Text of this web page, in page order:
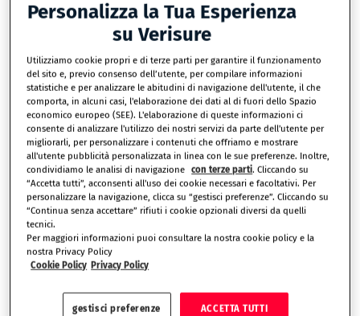
Come si compone il Kit d'allarme
Verisure?
ll Sistema d’Allarme Verisure è pensato per
esserewireless,integratoecomponibile
Ogni kit è composto da diverse tipologie di
dispositivi antintrusione, indipendenti tra loro,
ma tutti connessi alla centralina intelligente
(a sua volta connessa h24 alla Centrale
Operativa Verisure). Essi hanno la doppia
funzione di creare sia una barriera di
Personalizza la Tua Esperienza
su Verisure
Utilizziamo cookie propri e di terze parti per garantire il funzionamento
del sito e, previo consenso dell’utente, per compilare informazioni
statistiche e per analizzare le abitudini di navigazione dell'utente, il che
comporta, in alcuni casi, l'elaborazione dei dati al di fuori dello Spazio
economico europeo (SEE). L'elaborazione di queste informazioni ci
consente di analizzare l'utilizzo dei nostri servizi da parte dell'utente per
migliorarli, per personalizzare i contenuti che offriamo e mostrare
all'utente pubblicità personalizzata in linea con le sue preferenze. Inoltre,
condividiamo le analisi di navigazione con terze parti. Cliccando su
“Accetta tutti”, acconsenti all'uso dei cookie necessari e facoltativi. Per
personalizzare la navigazione, clicca su “gestisci preferenze”. Cliccando su
“Continua senza accettare” rifiuti i cookie opzionali diversi da quelli
tecnici.
Per maggiori informazioni puoi consultare la nostra cookie policy e la
nostra Privacy Policy
Cookie Policy Privacy Policy
gestisci preferenze ACCETTA TUTTI